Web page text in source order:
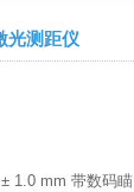
光测距仪
1.0 mm 带数码瞄